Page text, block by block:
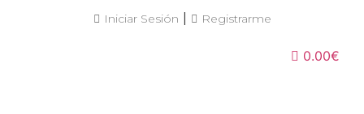
Iniciar Sesión Registrarme
0.00€